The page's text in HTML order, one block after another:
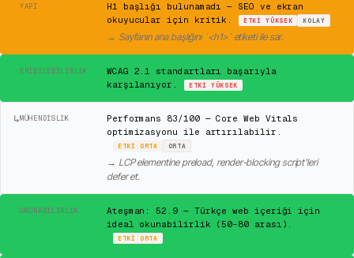
YAPI
H1 başlığı bulunamadı — SEO ve ekran
okuyucular için kritik.
ETKIYÜKSEK KOLAY
→ Sayfanın ana başlığını `<h1>` etiketi ile sar.
ERIŞILEBILIRLIK
WCAG 2.1 standartları başarıyla
karşılanıyor.
ETKIYÜKSEK
↳MÜHENDISLIK
Performans 83/100 — Core Web Vitals
optimizasyonu ile artırılabilir.
ETKIORTA ORTA
→ LCP elementine preload, render-blocking script'leri
defer et.
OKUNABILIRLIK
Ateşman: 52.9 — Türkçe web içeriği için
ideal okunabilirlik (50-80 arası).
ETKIORTA